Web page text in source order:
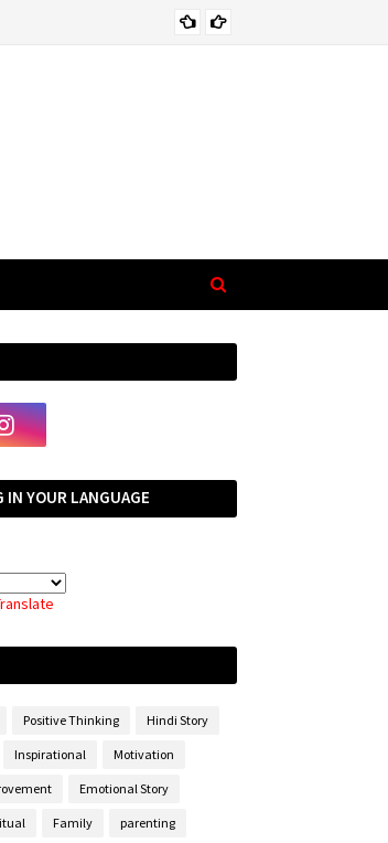
IN YOUR LANGUAGE
Positive Thinking Hindi Story
Inspirational Motivation
Emotional Story
Family parenting